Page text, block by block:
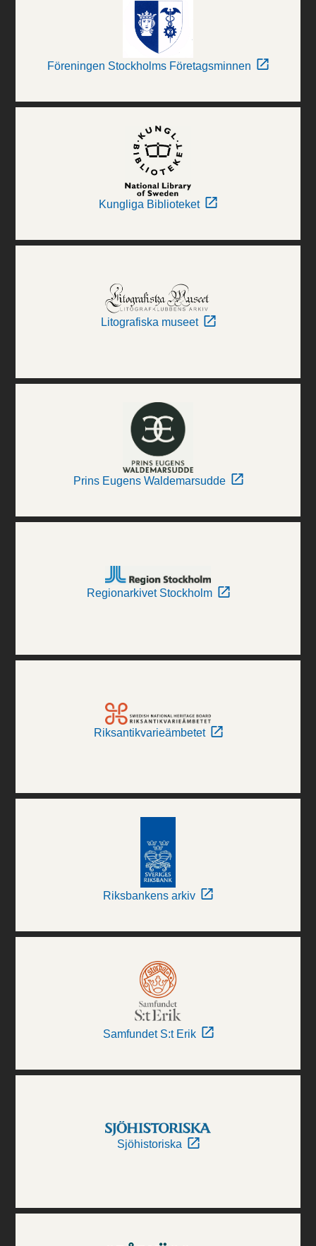
Föreningen Stockholms Företagsminnen
Kungliga Biblioteket
Litografiska museet
Prins Eugens Waldemarsudde
Regionarkivet Stockholm
Riksantikvarieämbetet
Riksbankens arkiv
Samfundet S:t Erik
Sjöhistoriska